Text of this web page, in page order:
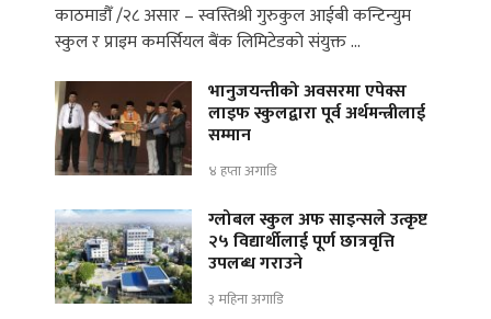
काठमाडौँ /२८ असार – स्वस्तिश्री गुरुकुल आईबी कन्टिन्युम
स्कुल र प्राइम कमर्सियल बैंक लिमिटेडको संयुक्त …
भानुजयन्तीको अवसरमा एपेक्स
लाइफ स्कुलद्वारा पूर्व अर्थमन्त्रीलाई
सम्मान
४ हप्ता अगाडि
ग्लोबल स्कुल अफ साइन्सले उत्कृष्ट
२५ विद्यार्थीलाई पूर्ण छात्रवृत्ति
उपलब्ध गराउने
३ महिना अगाडि